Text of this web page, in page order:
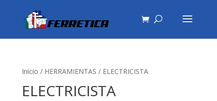
Inicio / HERRAMIENTAS / ELECTRICISTA
ELECTRICISTA